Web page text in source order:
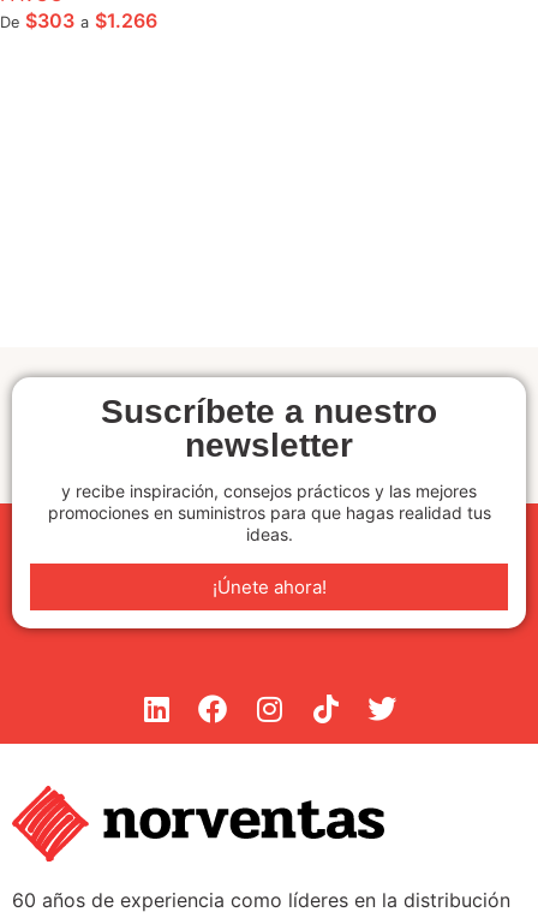
De $303 a $1.266
Suscríbete a nuestro
newsletter
y recibe inspiración, consejos prácticos y las mejores
promociones en suministros para que hagas realidad tus
ideas.
¡Únete ahora!
60 años de experiencia como líderes en la distribución